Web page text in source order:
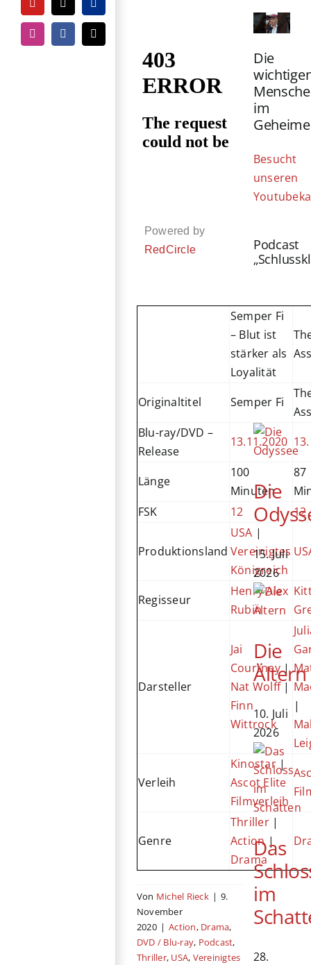
YouTubeTiktokPayPal
InstagramFacebook
E-
Mail
Powered by
RedCircle
Semper Fi
– Blut ist
stärker als
Loyalität
Originaltitel Semper Fi
Blu-ray/DVD –
Release
13.11.2020
Länge
100
Minuten
87
FSK
12 12
Produktionsland
USA |
Vereinigtes
Königreich
Regisseur
Henry Alex
Rubin
Darsteller
Jai
Courtney|
Nat Wolff|
Finn
Wittrock
|
Verleih
Kinostar|
Ascot Elite
Filmverleih
Genre
Thriller|
Action|
Drama
Von Michel Rieck | 9.
November
2020 | Action, Drama,
DVD / Blu-ray, Podcast,
Thriller, USA, Vereinigtes
Die
im
Besucht
unseren
Podcast
Die
15. Juli
2026
Die
Ältern
10. Juli
2026
Das
im
28.